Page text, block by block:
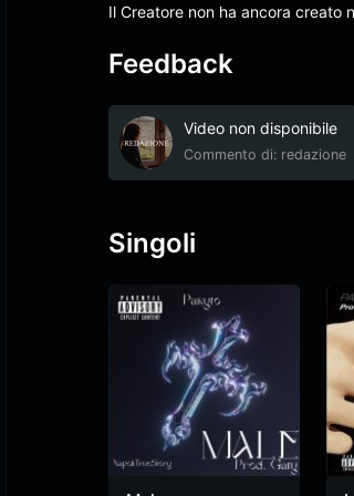
Il Creatore non ha ancora creato
Feedback
Video non disponibile
Commento di: redazione
Singoli